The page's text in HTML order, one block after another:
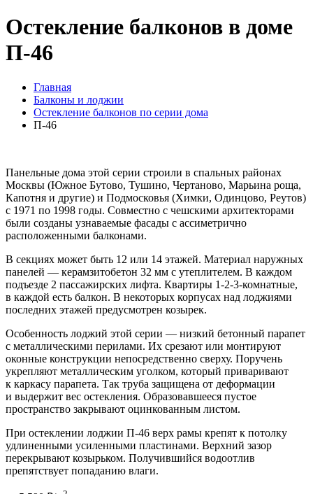
Остекление балконов в доме
П-46
Главная
Балконы и лоджии
Остекление балконов по серии дома
П-46
Панельные дома этой серии строили в спальных районах
Москвы (Южное Бутово, Тушино, Чертаново, Марьина роща,
Капотня и другие) и Подмосковья (Химки, Одинцово, Реутов)
с 1971 по 1998 годы. Совместно с чешскими архитекторами
были созданы узнаваемые фасады с ассиметрично
расположенными балконами.
В секциях может быть 12 или 14 этажей. Материал наружных
панелей — керамзитобетон 32 мм с утеплителем. В каждом
подъезде 2 пассажирских лифта. Квартиры 1-2-3-комнатные,
в каждой есть балкон. В некоторых корпусах над лоджиями
последних этажей предусмотрен козырек.
Особенность лоджий этой серии — низкий бетонный парапет
с металлическими перилами. Их срезают или монтируют
оконные конструкции непосредственно сверху. Поручень
укрепляют металлическим уголком, который приваривают
к каркасу парапета. Так труба защищена от деформации
и выдержит вес остекления. Образовавшееся пустое
пространство закрывают оцинкованным листом.
При остеклении лоджии П-46 верх рамы крепят к потолку
удлиненными усиленными пластинами. Верхний зазор
перекрывают козырьком. Получившийся водоотлив
препятствует попаданию влаги.